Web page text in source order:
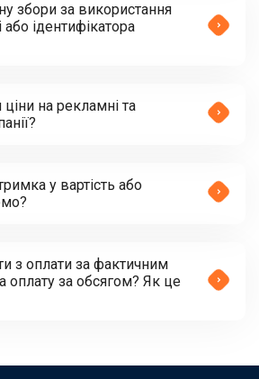
збори за використання
ідентифікатора
на рекламні та
у вартість або
з оплати за фактичним
оплату за обсягом? Як це